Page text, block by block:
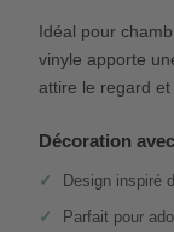
Idéal pour
vinyle apporte
attire le regard et
Décoration
Design inspiré
Parfait pour